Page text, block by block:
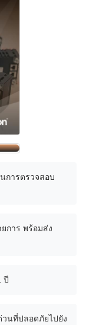
การตรวจสอบ
การ พร้อมส่ง
ปี
นที่ปลอดภัยไปยัง